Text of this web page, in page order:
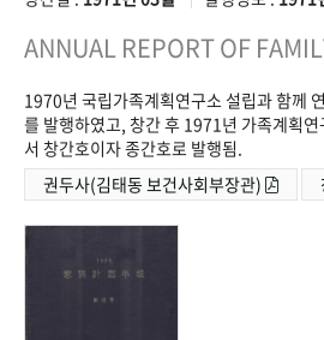
ANNUAL REPORT OF
1970년 국립가족계획연구소 설립과 함께
를 발행하였고, 창간 후 1971년 가족계획
서 창간호이자 종간호로 발행됨.
권두사(김태동 보건사회부장관)